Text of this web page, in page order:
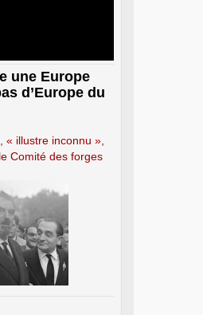
une Europe
d’Europe du
« illustre inconnu »,
Comité des forges